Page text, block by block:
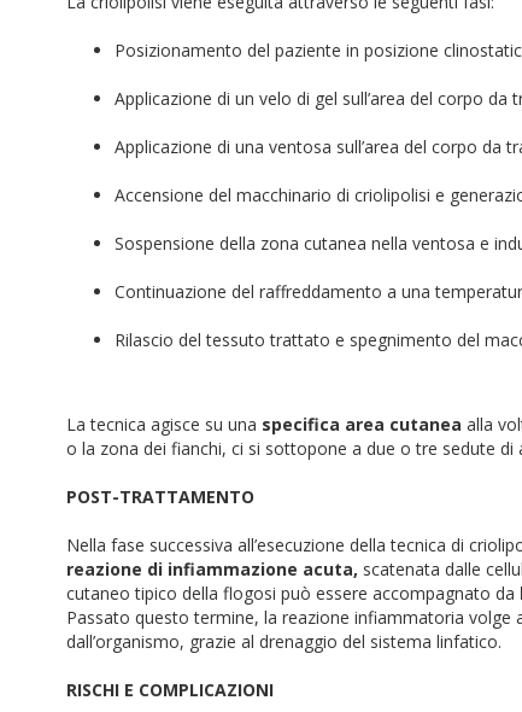
Posizionamento del paziente in posizione
Applicazione di un velo di gel sull’area del corpo da
Applicazione di una ventosa sull’area del corpo da
Accensione del macchinario di criolipolisi e
Sospensione della zona cutanea nella ventosa e
Continuazione del raffreddamento a una
Rilascio del tessuto trattato e spegnimento del
La tecnica agisce su una specifica area cutanea alla
o la zona dei fianchi, ci si sottopone a due o tre sedute di
POST-TRATTAMENTO
Nella fase successiva all’esecuzione della tecnica di
reazione di infiammazione acuta, scatenata dalle
cutaneo tipico della flogosi può essere accompagnato da
Passato questo termine, la reazione infiammatoria
dall’organismo, grazie al drenaggio del sistema linfatico.
RISCHI E COMPLICAZIONI